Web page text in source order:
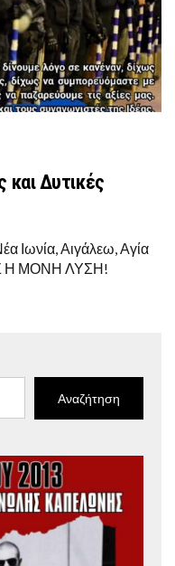
και Δυτικές
Ιωνία, Αιγάλεω, Αγία
Η ΜΟΝΗ ΛΥΣΗ!
Αναζήτηση